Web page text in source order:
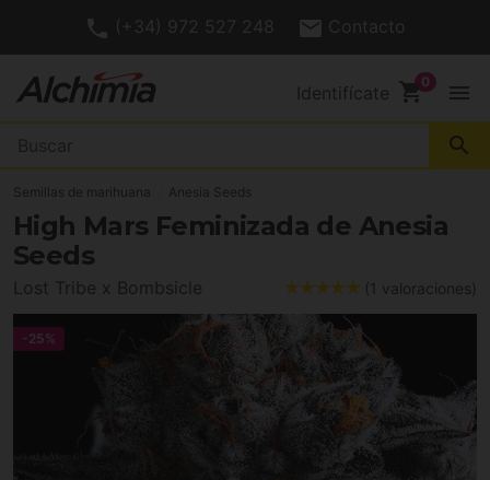
(+34) 972 527 248 Contacto
Identifícate shopping_cart menu
search
Semillas de marihuana Anesia Seeds
High Mars Feminizada de Anesia
Seeds
Lost Tribe x Bombsicle (1 valoraciones)
-25%